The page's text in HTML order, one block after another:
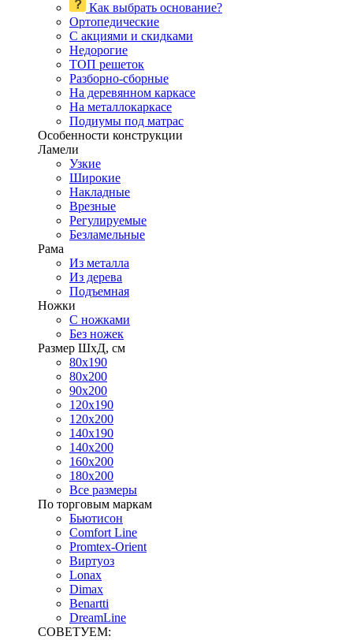
Как выбрать основание?
Ортопедические
С акциями и скидками
Недорогие
ТОП решеток
Разборно-сборные
На деревянном каркасе
На металлокаркасе
Подиумы под матрас
Особенности конструкции
Ламели
Узкие
Широкие
Накладные
Врезные
Регулируемые
Безламельные
Рама
Из металла
Из дерева
Подъемная
Ножки
С ножками
Без ножек
Размер ШхД, см
80х190
80х200
90х200
120х190
120х200
140х190
140х200
160х200
180х200
Все размеры
По торговым маркам
Бьютисон
Comfort Line
Promtex-Orient
Виртуоз
Lonax
Dimax
Benartti
DreamLine
СОВЕТУЕМ: